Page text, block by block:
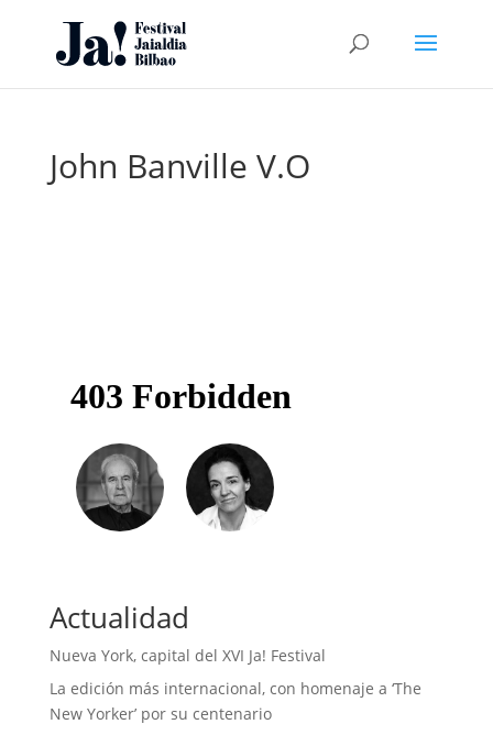
John Banville V.O
Actualidad
Nueva York, capital del XVI Ja! Festival
La edición más internacional, con homenaje a ‘The
New Yorker’ por su centenario